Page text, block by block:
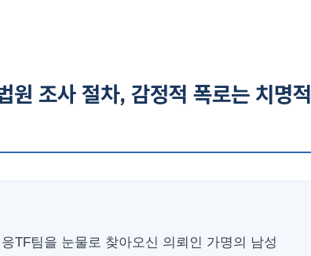
원 조사 절차, 감정적 폭로는 치명적
TF팀을 눈물로 찾아오신 의뢰인 가명의 남성